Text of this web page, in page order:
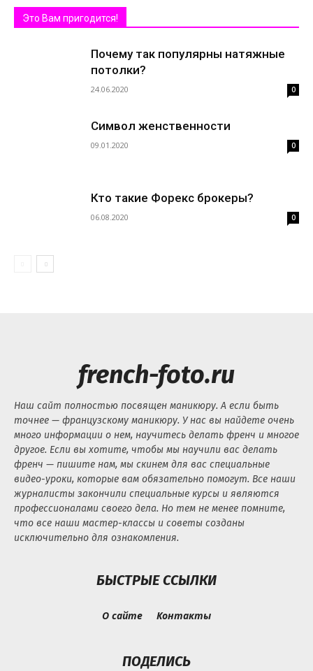
Это Вам пригодится!
Почему так популярны натяжные
потолки?
24.06.2020 0
Символ женственности
09.01.2020 0
Кто такие Форекс брокеры?
06.08.2020 0
french-foto.ru
Наш сайт полностью посвящен маникюру. А если быть
точнее — французскому маникюру. У нас вы найдете очень
много информации о нем, научитесь делать френч и многое
другое. Если вы хотите, чтобы мы научили вас делать
френч — пишите нам, мы скинем для вас специальные
видео-уроки, которые вам обязательно помогут. Все наши
журналисты закончили специальные курсы и являются
профессионалами своего дела. Но тем не менее помните,
что все наши мастер-классы и советы созданы
исключительно для ознакомления.
БЫСТРЫЕ ССЫЛКИ
О сайте Контакты
ПОДЕЛИСЬ